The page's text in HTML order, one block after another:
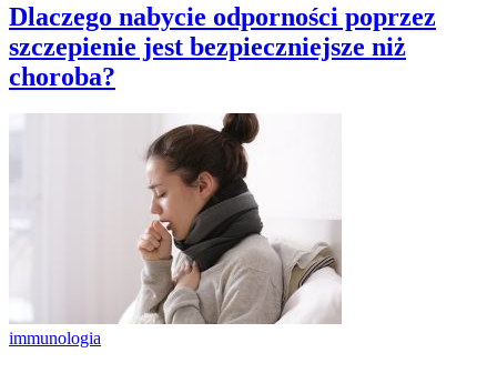
Dlaczego nabycie odporności poprzez
szczepienie jest bezpieczniejsze niż
choroba?
immunologia